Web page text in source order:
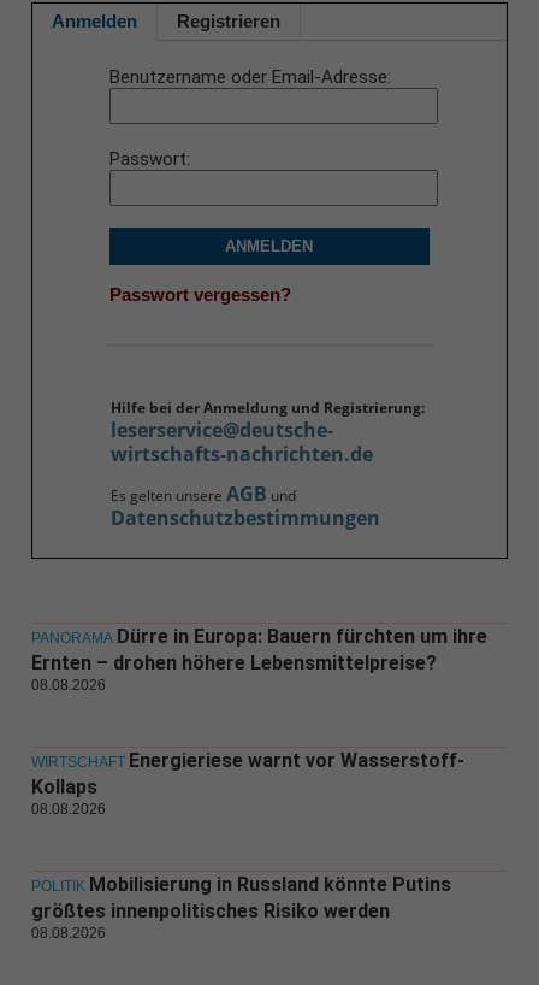
Anmelden Registrieren
Benutzername oder Email-Adresse
Passwort
ANMELDEN
Passwort vergessen?
Hilfe bei der Anmeldung und Registrierung:
leserservice@deutsche-
wirtschafts-nachrichten.de
Es gelten unsere AGB und
Datenschutzbestimmungen
PANORAMA Dürre in Europa: Bauern fürchten um ihre
Ernten – drohen höhere Lebensmittelpreise?
08.08.2026
WIRTSCHAFT Energieriese warnt vor Wasserstoff-
Kollaps
08.08.2026
POLITIK Mobilisierung in Russland könnte Putins
größtes innenpolitisches Risiko werden
08.08.2026